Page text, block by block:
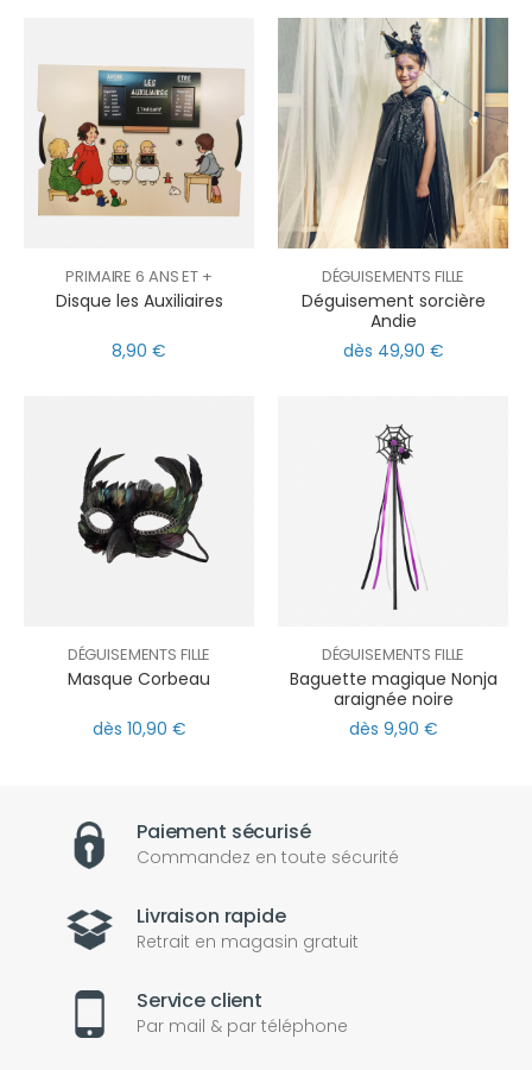
PRIMAIRE 6 ANS ET +
Disque les Auxiliaires
8,90 €
DÉGUISEMENTS FILLE
Déguisement sorcière
Andie
dès 49,90 €
DÉGUISEMENTS FILLE
Masque Corbeau
dès 10,90 €
DÉGUISEMENTS FILLE
Baguette magique Nonja
araignée noire
dès 9,90 €
Paiement sécurisé
Commandez en toute sécurité
Livraison rapide
Retrait en magasin gratuit
Service client
Par mail & par téléphone